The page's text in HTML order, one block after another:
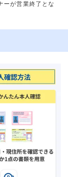
が営業終了とな